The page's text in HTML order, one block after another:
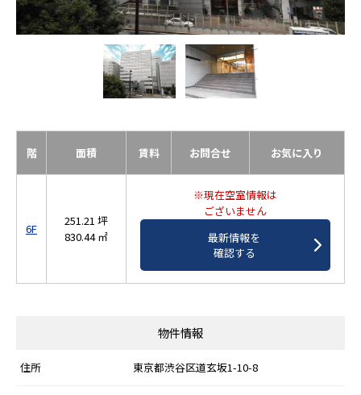
階 面積 賃料 お問合せ お気に入り
6F
251.21 坪
830.44 ㎡
※現在空室情報は
ございません
最新情報を
確認する
物件情報
住所 東京都渋谷区道玄坂1-10-8